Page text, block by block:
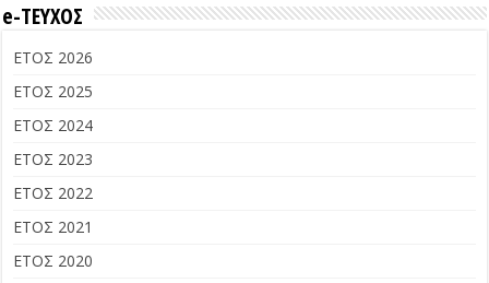
e-ΤΕΥΧΟΣ
ΕΤΟΣ 2026
ΕΤΟΣ 2025
ΕΤΟΣ 2024
ΕΤΟΣ 2023
ΕΤΟΣ 2022
ΕΤΟΣ 2021
ΕΤΟΣ 2020